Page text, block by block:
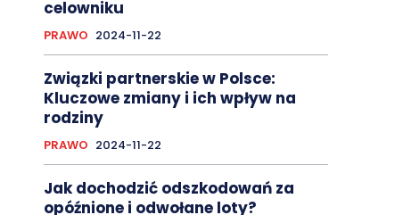
celowniku
PRAWO 2024-11-22
Związki partnerskie w Polsce:
Kluczowe zmiany i ich wpływ na
rodziny
PRAWO 2024-11-22
Jak dochodzić odszkodowań za
opóźnione i odwołane loty?